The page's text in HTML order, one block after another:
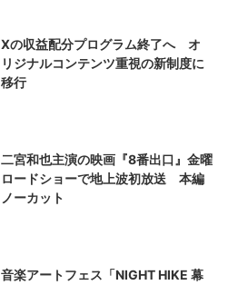
Xの収益配分プログラム終了へ オ
リジナルコンテンツ重視の新制度に
移行
二宮和也主演の映画『8番出口』金曜
ロードショーで地上波初放送 本編
ノーカット
音楽アートフェス「NIGHT HIKE 幕